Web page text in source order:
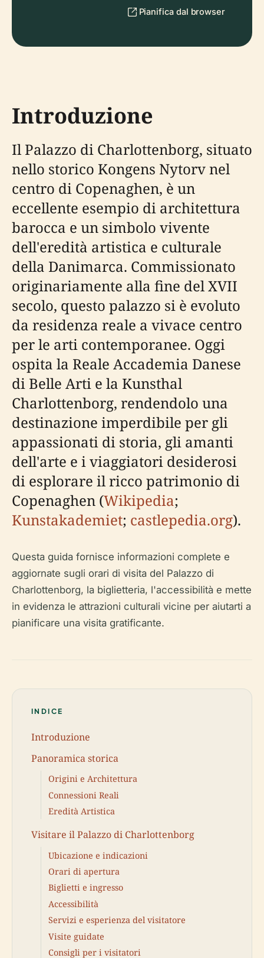
Pianifica dal browser
Introduzione
Il Palazzo di Charlottenborg, situato
nello storico Kongens Nytorv nel
centro di Copenaghen, è un
eccellente esempio di architettura
barocca e un simbolo vivente
dell'eredità artistica e culturale
della Danimarca. Commissionato
originariamente alla fine del XVII
secolo, questo palazzo si è evoluto
da residenza reale a vivace centro
per le arti contemporanee. Oggi
ospita la Reale Accademia Danese
di Belle Arti e la Kunsthal
Charlottenborg, rendendolo una
destinazione imperdibile per gli
appassionati di storia, gli amanti
dell'arte e i viaggiatori desiderosi
di esplorare il ricco patrimonio di
Copenaghen (Wikipedia;
Kunstakademiet; castlepedia.org).
Questa guida fornisce informazioni complete e
aggiornate sugli orari di visita del Palazzo di
Charlottenborg, la biglietteria, l'accessibilità e mette
in evidenza le attrazioni culturali vicine per aiutarti a
pianificare una visita gratificante.
INDICE
Introduzione
Panoramica storica
Origini e Architettura
Connessioni Reali
Eredità Artistica
Visitare il Palazzo di Charlottenborg
Ubicazione e indicazioni
Orari di apertura
Biglietti e ingresso
Accessibilità
Servizi e esperienza del visitatore
Visite guidate
Consigli per i visitatori